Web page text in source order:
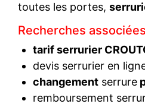
toutes les portes,
Recherches
tarif serrurier
devis serrurier en
changementserrure
remboursement